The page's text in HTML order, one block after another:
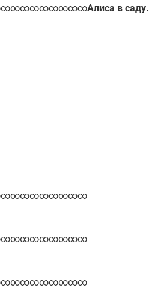
Алиса в саду.